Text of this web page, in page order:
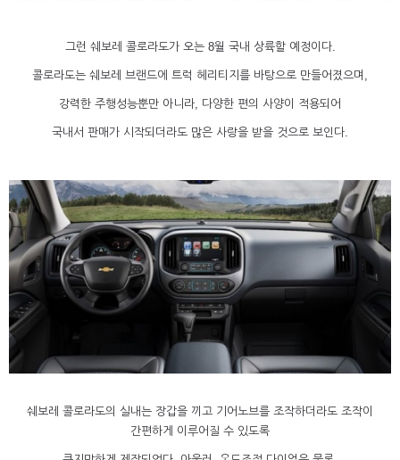
그런 쉐보레 콜로라도가 오는 8월 국내 상륙할 예정이다.
콜로라도는 쉐보레 브랜드에 트럭 헤리티지를 바탕으로 만들어졌으며,
강력한 주행성능뿐만 아니라, 다양한 편의 사양이 적용되어
국내서 판매가 시작되더라도 많은 사랑을 받을 것으로 보인다.
쉐보레 콜로라도의 실내는 장갑을 끼고 기어노브를 조작하더라도 조작이
간편하게 이루어질 수 있도록